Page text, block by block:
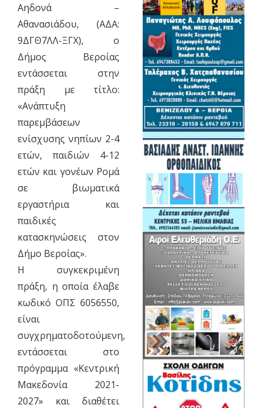
Αηδονά –
Αθανασιάδου, (ΑΔΑ:
9ΔΓΘ7ΛΛ-ΞΓΧ), ο
Δήμος Βεροίας
εντάσσεται στην
πράξη με τίτλο:
«Ανάπτυξη
παρεμβάσεων
ενίσχυσης νηπίων 2-4
ετών, παιδιών 4-12
ετών και γονέων Ρομά
σε βιωματικά
εργαστήρια και
παιδικές
κατασκηνώσεις στον
Δήμο Βεροίας».
Η συγκεκριμένη
πράξη, η οποία έλαβε
κωδικό ΟΠΣ 6056550,
είναι
συγχρηματοδοτούμενη,
εντάσσεται στο
πρόγραμμα «Κεντρική
Μακεδονία 2021-
2027» και διαθέτει